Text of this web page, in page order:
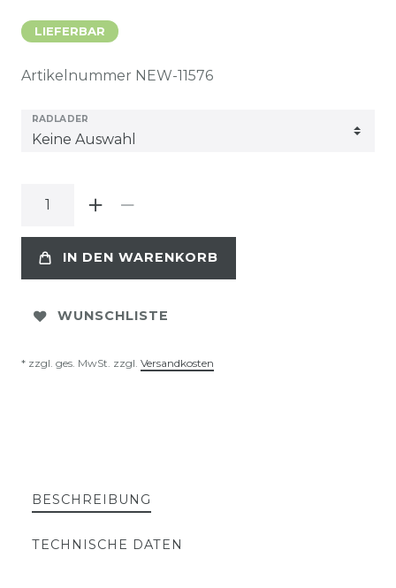
LIEFERBAR
Artikelnummer NEW-11576
RADLADER
IN DEN WARENKORB
WUNSCHLISTE
* zzgl. ges. MwSt. zzgl. Versandkosten
BESCHREIBUNG
TECHNISCHE DATEN